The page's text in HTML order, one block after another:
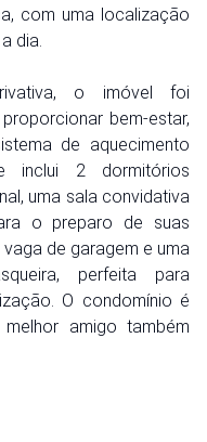
com uma localização
dia.
o imóvel foi
bem-estar,
de aquecimento
inclui 2 dormitórios
uma sala convidativa
o preparo de suas
de garagem e uma
perfeita para
O condomínio é
amigo também